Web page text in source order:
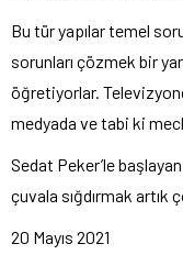
Bu tür yapılar temel
sorunları çözmek bir
öğretiyorlar.
medyada ve tabi ki
Sedat Peker’le
çuvala sığdırmak
20 Mayıs 2021